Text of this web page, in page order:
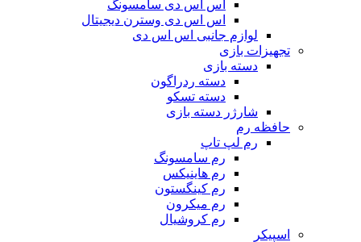
اس اس دی سامسونگ
اس اس دی وسترن دیجیتال
لوازم جانبی اس اس دی
تجهیزات بازی
دسته بازی
دسته ردراگون
دسته تسکو
شارژر دسته بازی
حافظه رم
رم لپ تاپ
رم سامسونگ
رم هاینیکس
رم کینگستون
رم میکرون
رم کروشیال
اسپیکر